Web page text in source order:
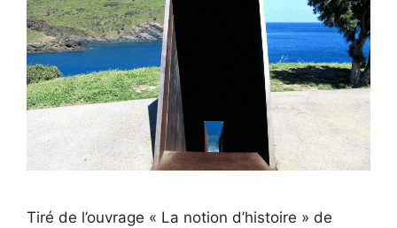
Tiré de l’ouvrage « La notion d’histoire » de